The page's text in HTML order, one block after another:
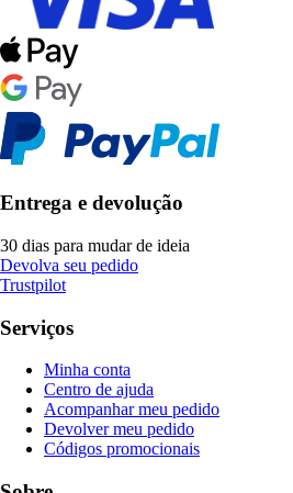
Entrega e devolução
30 dias para mudar de ideia
Devolva seu pedido
Trustpilot
Serviços
Minha conta
Centro de ajuda
Acompanhar meu pedido
Devolver meu pedido
Códigos promocionais